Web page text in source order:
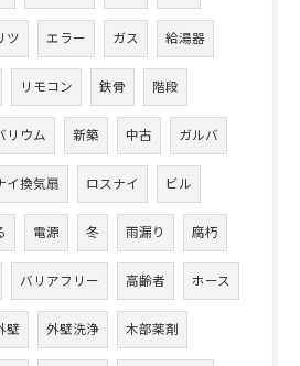
ツ エラー ガス 給湯器
リモコン 鉄骨 階段
リウム 新築 中古 ガルバ
イ換気扇 ロスナイ ビル
電源 冬 雨漏り 腐朽
バリアフリー 高齢者 ホース
壁 外壁洗浄 木部薬剤